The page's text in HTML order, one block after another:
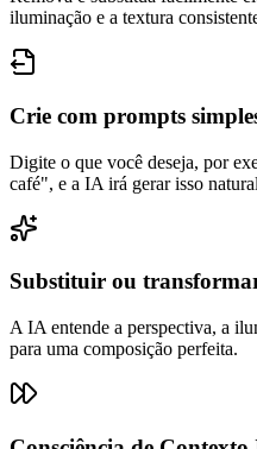
iluminação e a textura
Crie com prompts
Digite o que você deseja, por
café", e a IA irá gerar isso
Substituir ou
A IA entende a perspectiva, a
para uma composição perfeita.